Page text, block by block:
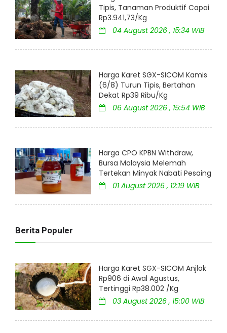
Tipis, Tanaman Produktif Capai
Rp3.941,73/Kg
04 August 2026 , 15:34 WIB
Harga Karet SGX-SICOM Kamis
(6/8) Turun Tipis, Bertahan
Dekat Rp39 Ribu/Kg
06 August 2026 , 15:54 WIB
Harga CPO KPBN Withdraw,
Bursa Malaysia Melemah
Tertekan Minyak Nabati Pesaing
01 August 2026 , 12:19 WIB
Berita Populer
Harga Karet SGX-SICOM Anjlok
Rp906 di Awal Agustus,
Tertinggi Rp38.002 /Kg
03 August 2026 , 15:00 WIB